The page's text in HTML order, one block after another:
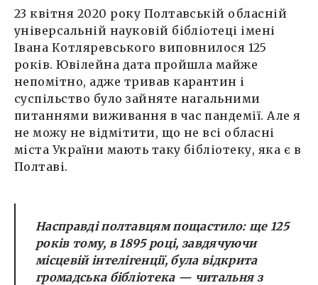
23 квітня 2020 року Полтавській обласній
універсальній науковій бібліотеці імені
Івана Котляревського виповнилося 125
років. Ювілейна дата пройшла майже
непомітно, адже тривав карантин і
суспільство було зайняте нагальними
питаннями виживання в час пандемії. Але я
не можу не відмітити, що не всі обласні
міста України мають таку бібліотеку, яка є в
Полтаві.
Насправді полтавцям пощастило: ще 125
років тому, в 1895 році, завдячуючи
місцевій інтелігенції, була відкрита
громадська бібліотека — читальня з